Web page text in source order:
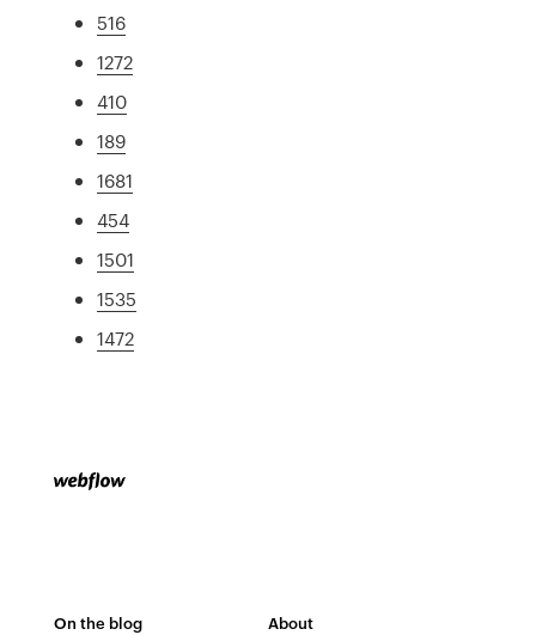
516
1272
410
189
1681
454
1501
1535
1472
On the blog About